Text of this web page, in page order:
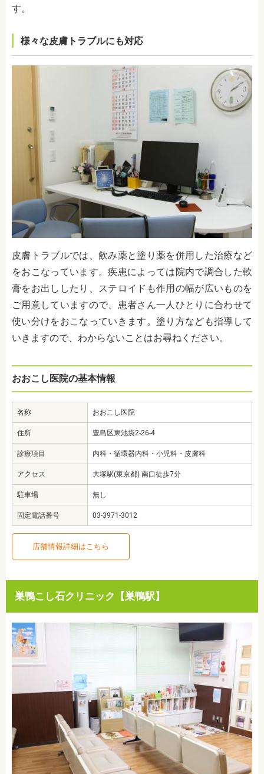
す。
様々な皮膚トラブルにも対応
皮膚トラブルでは、飲み薬と塗り薬を併用した治療など
をおこなっています。疾患によっては院内で調合した軟
膏をお出ししたり、ステロイドも作用の幅が広いものを
ご用意していますので、患者さん一人ひとりに合わせて
使い分けをおこなっていきます。塗り方なども指導して
いきますので、わからないことはお尋ねください。
おおこし医院の基本情報
名称 おおこし医院
住所 豊島区東池袋2-26-4
診療項目 内科・循環器内科・小児科・皮膚科
アクセス 大塚駅(東京都) 南口徒歩7分
駐車場 無し
固定電話番号 03-3971-3012
店舗情報詳細はこちら
巣鴨こし石クリニック【巣鴨駅】